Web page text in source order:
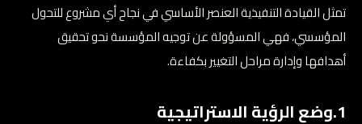
تمثل القيادة التنفيذية العنصر الأساسي في نجاح أي مشروع للتحول
المؤسسي، فهي المسؤولة عن توجيه المؤسسة نحو تحقيق
أهدافها وإدارة مراحل التغيير بكفاءة.
1.وضع الرؤية الاستراتيجية